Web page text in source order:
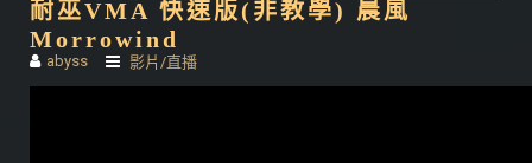
耐巫VMA 快速版(非教學) 晨風
Morrowind
abyss 影片/直播